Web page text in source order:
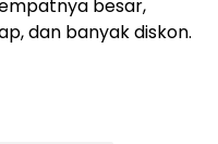
besar,
dan banyak diskon.